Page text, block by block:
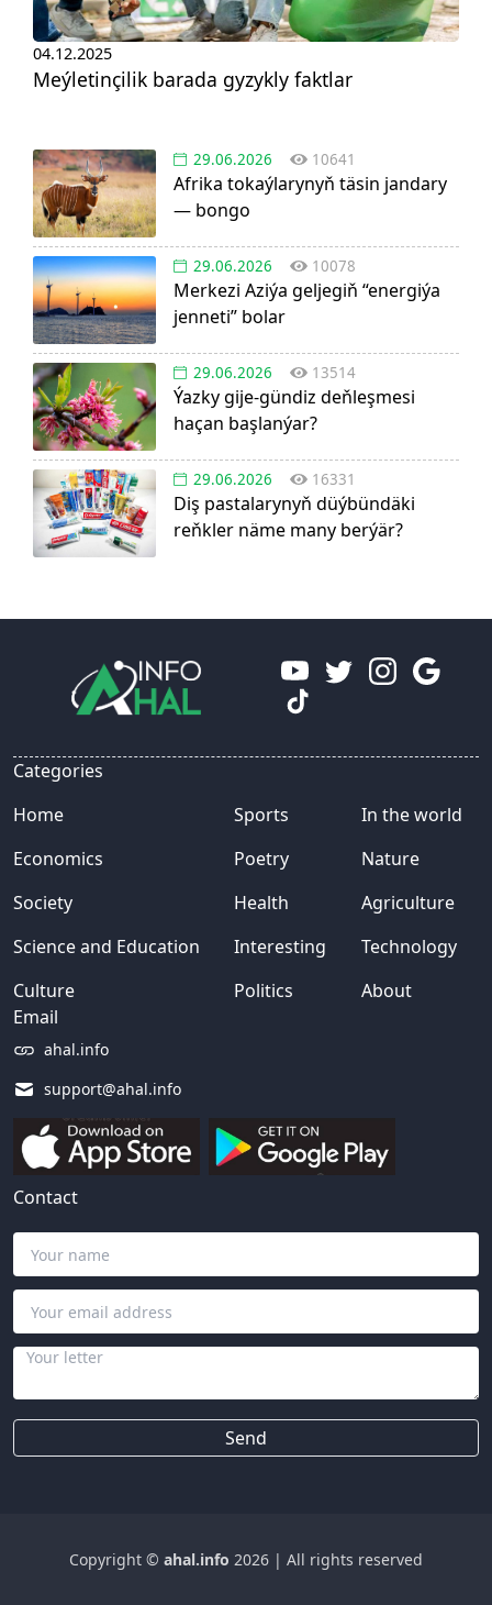
04.12.2025
Meýletinçilik barada gyzykly faktlar
29.06.2026 10641
Afrika tokaýlarynyň täsin jandary
— bongo
29.06.2026 10078
Merkezi Aziýa geljegiň “energiýa
jenneti” bolar
29.06.2026 13514
Ýazky gije-gündiz deňleşmesi
haçan başlanýar?
29.06.2026 16331
Diş pastalarynyň düýbündäki
reňkler näme many berýär?
Email
ahal.info
support@ahal.info
Categories
Home
Economics
Society
Science and Education
Culture
Sports
Poetry
Health
Interesting
Politics
In the world
Nature
Agriculture
Technology
About
Contact
Send
Copyright © ahal.info 2026 | All rights reserved